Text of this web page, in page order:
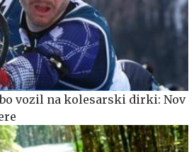
vozil na kolesarski dirki: Nov